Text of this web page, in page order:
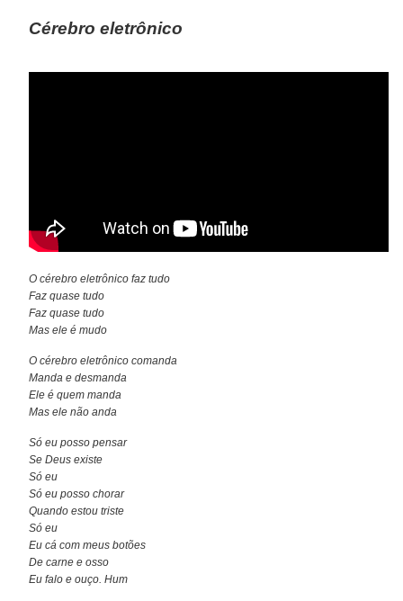
Cérebro eletrônico
O cérebro eletrônico faz tudo
Faz quase tudo
Faz quase tudo
Mas ele é mudo
O cérebro eletrônico comanda
Manda e desmanda
Ele é quem manda
Mas ele não anda
Só eu posso pensar
Se Deus existe
Só eu
Só eu posso chorar
Quando estou triste
Só eu
Eu cá com meus botões
De carne e osso
Eu falo e ouço. Hum